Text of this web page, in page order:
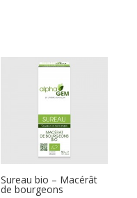
Sureau bio – Macérât
de bourgeons